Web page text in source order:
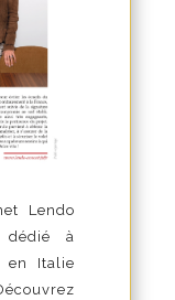
Lendo
dédié à
en Italie